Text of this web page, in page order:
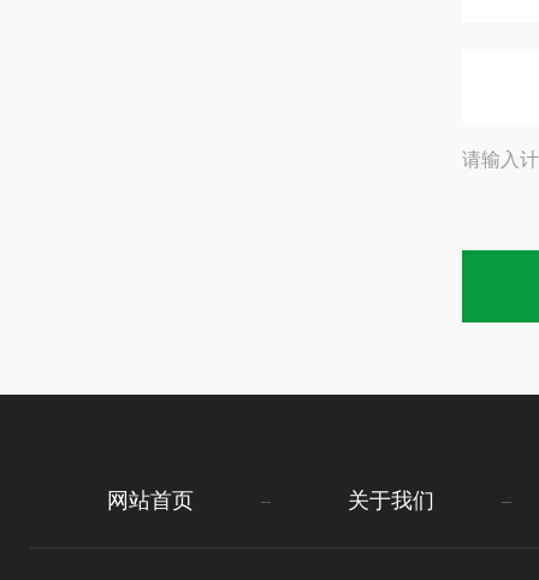
请输入
网站首页 关于我们